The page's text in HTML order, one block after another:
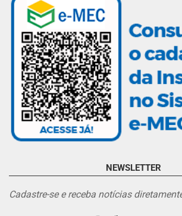
NEWSLETTER
Cadastre-se e receba notícias